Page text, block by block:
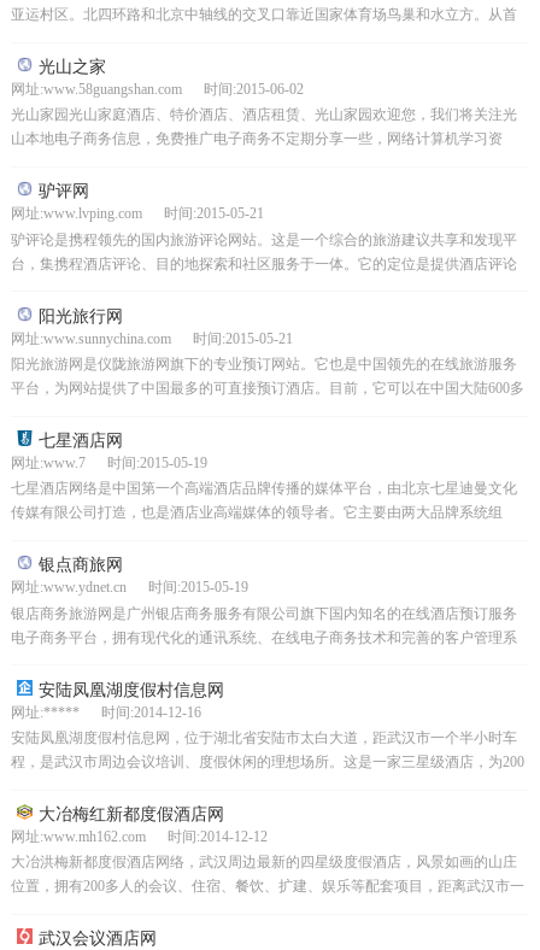
亚运村区。北四环路和北京中轴线的交叉口靠近国家体育场鸟巢和水立方。从首
光山之家
网址:www.58guangshan.com 时间:2015-06-02
光山家园光山家庭酒店、特价酒店、酒店租赁、光山家园欢迎您，我们将关注光
山本地电子商务信息，免费推广电子商务不定期分享一些，网络计算机学习资
驴评网
网址:www.lvping.com 时间:2015-05-21
驴评论是携程领先的国内旅游评论网站。这是一个综合的旅游建议共享和发现平
台，集携程酒店评论、目的地探索和社区服务于一体。它的定位是提供酒店评论
阳光旅行网
网址:www.sunnychina.com 时间:2015-05-21
阳光旅游网是仪陇旅游网旗下的专业预订网站。它也是中国领先的在线旅游服务
平台，为网站提供了中国最多的可直接预订酒店。目前，它可以在中国大陆600多
七星酒店网
网址:www.7 时间:2015-05-19
七星酒店网络是中国第一个高端酒店品牌传播的媒体平台，由北京七星迪曼文化
传媒有限公司打造，也是酒店业高端媒体的领导者。它主要由两大品牌系统组
银点商旅网
网址:www.ydnet.cn 时间:2015-05-19
银店商务旅游网是广州银店商务服务有限公司旗下国内知名的在线酒店预订服务
电子商务平台，拥有现代化的通讯系统、在线电子商务技术和完善的客户管理系
安陆凤凰湖度假村信息网
网址:***** 时间:2014-12-16
安陆凤凰湖度假村信息网，位于湖北省安陆市太白大道，距武汉市一个半小时车
程，是武汉市周边会议培训、度假休闲的理想场所。这是一家三星级酒店，为200
大冶梅红新都度假酒店网
网址:www.mh162.com 时间:2014-12-12
大冶洪梅新都度假酒店网络，武汉周边最新的四星级度假酒店，风景如画的山庄
位置，拥有200多人的会议、住宿、餐饮、扩建、娱乐等配套项目，距离武汉市一
武汉会议酒店网